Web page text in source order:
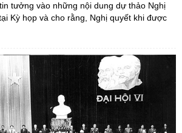
tưởng vào những nội dung dự thảo Nghị
Kỳ họp và cho rằng, Nghị quyết khi được